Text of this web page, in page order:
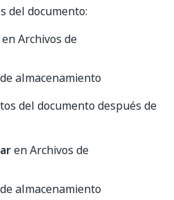
del documento:
en Archivos de
almacenamiento
del documento después de
en Archivos de
almacenamiento